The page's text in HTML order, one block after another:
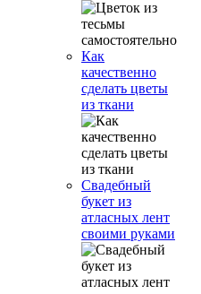
Как
качественно
сделать цветы
из ткани
Свадебный
букет из
атласных лент
своими руками